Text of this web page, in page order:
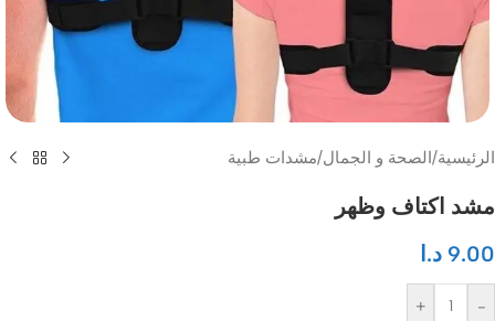
الرئيسية/الصحة و الجمال/مشدات طبية
مشد اكتاف وظهر
9.00 د.ا
-
+